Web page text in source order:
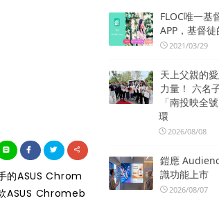
的ASUS Chrom
ASUS Chromeb
FLOC唯一基
APP，基督
2021/03/29
天上父親的
力量！ 六名
「南投映全
環
2026/08/08
鎧應
識功能上市
2026/08/07